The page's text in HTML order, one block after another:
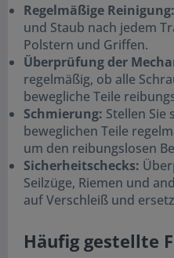
Regelmäßige Reinigung:
und Staub nach jedem
Polstern und Griffen.
Überprüfung der
regelmäßig, ob alle
bewegliche Teile
Schmierung: Stellen Sie
beweglichen Teile
um den reibungslosen
Sicherheitschecks:
Seilzüge, Riemen und
auf Verschleiß und
Häufig gestellte